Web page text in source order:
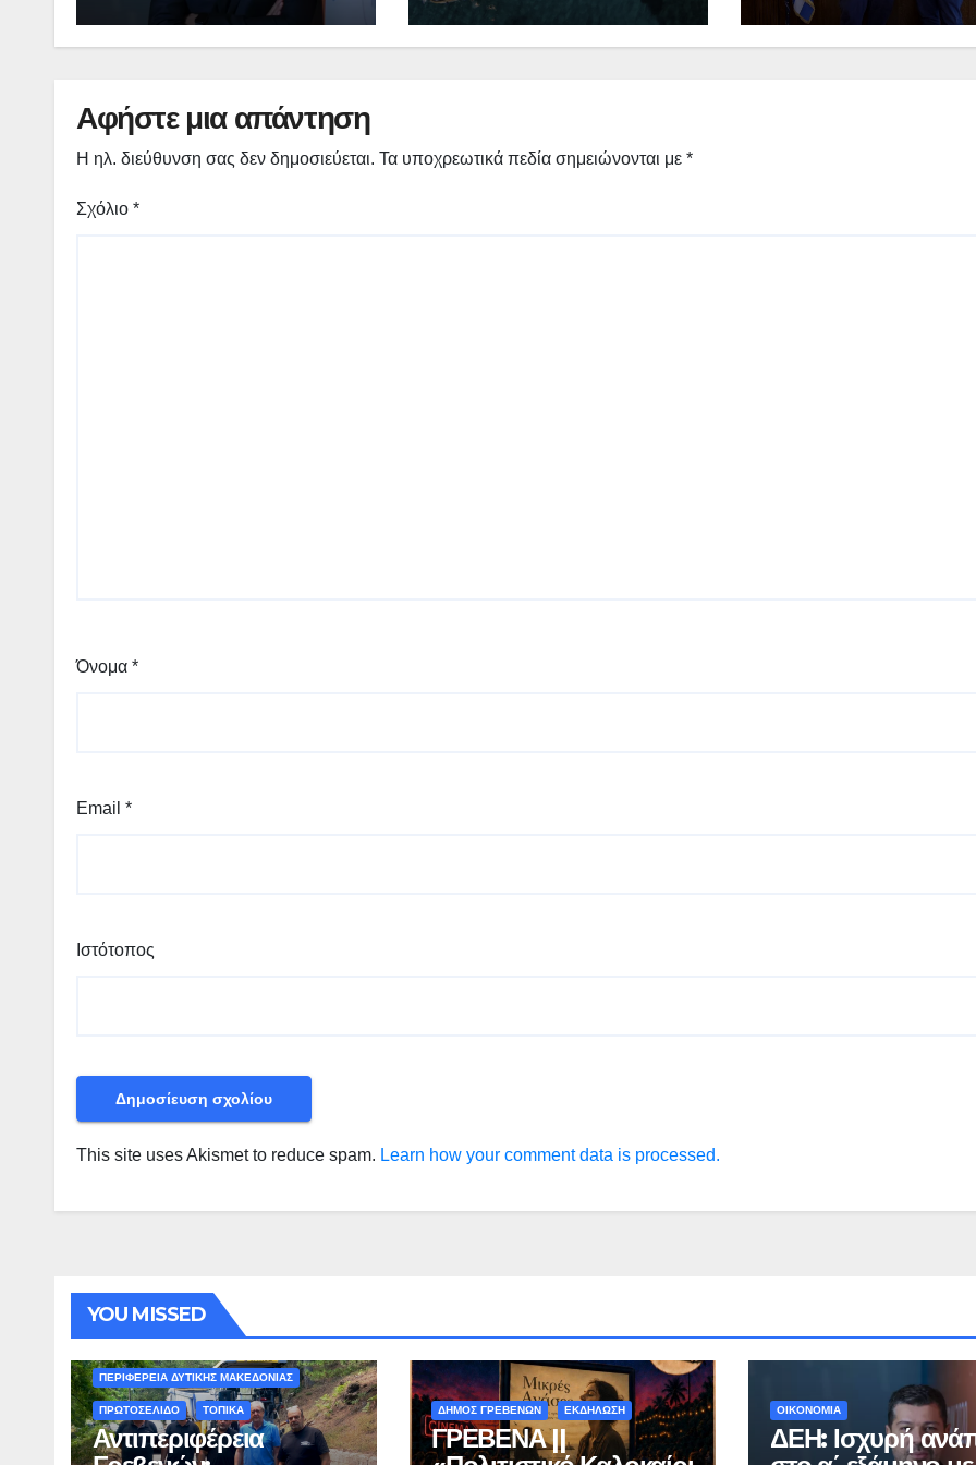
λήγει η προσθεσμία
400.000€ για
επιπλέον
Αφήστε μια απάντηση
Η ηλ. διεύθυνση σας δεν δημοσιεύεται. Τα υποχρεωτικά πεδία σημειώνονται με *
Σχόλιο *
Όνομα *
Email *
Ιστότοπος
This site uses Akismet to reduce spam. Learn how your comment data is processed.
YOU MISSED
ΠΕΡΙΦΕΡΕΙΑ ΔΥΤΙΚΗΣ ΜΑΚΕΔΟΝΙΑΣ
ΠΡΩΤΟΣΕΛΙΔΟ ΤΟΠΙΚΑ
Αντιπεριφέρεια
ΔΗΜΟΣ ΓΡΕΒΕΝΩΝ ΕΚΔΗΛΩΣΗ
ΓΡΕΒΕΝΑ ||
ΟΙΚΟΝΟΜΙΑ
ΔΕΗ: Ισχυρή